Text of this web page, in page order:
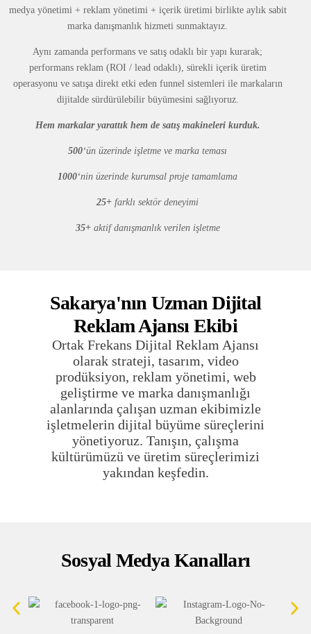
medya yönetimi + reklam yönetimi + içerik üretimi birlikte aylık sabit
marka danışmanlık hizmeti sunmaktayız.
Aynı zamanda performans ve satış odaklı bir yapı kurarak;
performans reklam (ROI / lead odaklı), sürekli içerik üretim
operasyonu ve satışa direkt etki eden funnel sistemleri ile markaların
dijitalde sürdürülebilir büyümesini sağlıyoruz.
Hem markalar yarattık hem de satış makineleri kurduk.
500‘ün üzerinde işletme ve marka teması
1000‘nin üzerinde kurumsal proje tamamlama
25+ farklı sektör deneyimi
35+ aktif danışmanlık verilen işletme
Sakarya'nın Uzman Dijital
Reklam Ajansı Ekibi
Ortak Frekans Dijital Reklam Ajansı
olarak strateji, tasarım, video
prodüksiyon, reklam yönetimi, web
geliştirme ve marka danışmanlığı
alanlarında çalışan uzman ekibimizle
işletmelerin dijital büyüme süreçlerini
yönetiyoruz. Tanışın, çalışma
kültürümüzü ve üretim süreçlerimizi
yakından keşfedin.
Sosyal Medya Kanalları